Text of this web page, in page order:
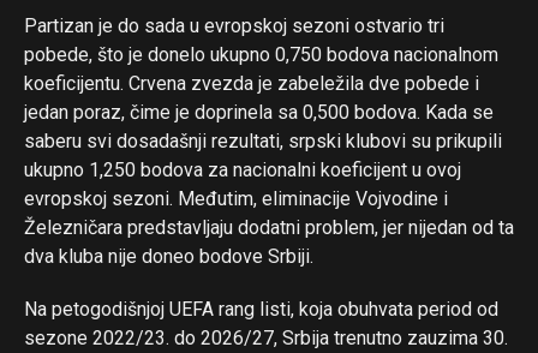
Partizan je do sada u evropskoj sezoni ostvario tri
pobede, što je donelo ukupno 0,750 bodova nacionalnom
koeficijentu. Crvena zvezda je zabeležila dve pobede i
jedan poraz, čime je doprinela sa 0,500 bodova. Kada se
saberu svi dosadašnji rezultati, srpski klubovi su prikupili
ukupno 1,250 bodova za nacionalni koeficijent u ovoj
evropskoj sezoni. Međutim, eliminacije Vojvodine i
Železničara predstavljaju dodatni problem, jer nijedan od ta
dva kluba nije doneo bodove Srbiji.
Na petogodišnjoj UEFA rang listi, koja obuhvata period od
sezone 2022/23. do 2026/27, Srbija trenutno zauzima 30.